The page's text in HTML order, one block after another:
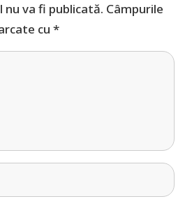
nu va fi publicată. Câmpurile
cu *